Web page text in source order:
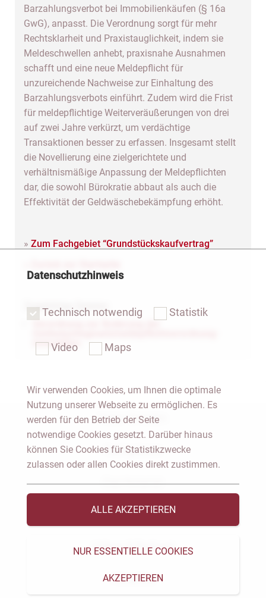
Barzahlungsverbot bei Immobilienkäufen (§ 16a
GwG), anpasst. Die Verordnung sorgt für mehr
Rechtsklarheit und Praxistauglichkeit, indem sie
Meldeschwellen anhebt, praxisnahe Ausnahmen
schafft und eine neue Meldepflicht für
unzureichende Nachweise zur Einhaltung des
Barzahlungsverbots einführt. Zudem wird die Frist
für meldepflichtige Weiterveräußerungen von drei
auf zwei Jahre verkürzt, um verdächtige
Transaktionen besser zu erfassen. Insgesamt stellt
die Novellierung eine zielgerichtete und
verhältnismäßige Anpassung der Meldepflichten
dar, die sowohl Bürokratie abbaut als auch die
Effektivität der Geldwäschebekämpfung erhöht.
» Zum Fachgebiet “Grundstückskaufvertrag”
Zugehörige Dateien
Verordnung zur Änderung der
Immobilien
Notar Dresden
Fachgebiete
Das Notariat
Vorträge & Veröffentlichungen
Videos & Podcast
Aktuelles
Datenschutzhinweis
Technisch notwendig Statistik
Video Maps
Wir verwenden Cookies, um Ihnen die optimale
Nutzung unserer Webseite zu ermöglichen. Es
werden für den Betrieb der Seite
notwendige Cookies gesetzt. Darüber hinaus
können Sie Cookies für Statistikzwecke
zulassen oder allen Cookies direkt zustimmen.
ALLE AKZEPTIEREN
NUR ESSENTIELLE COOKIES
AKZEPTIEREN